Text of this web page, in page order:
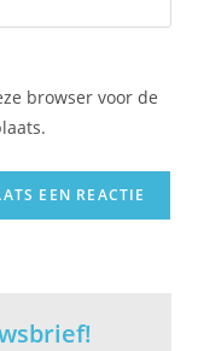
browser voor de